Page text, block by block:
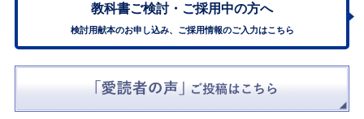
教科書ご検討・ ご採用中の方へ
検討用献本のお申し込み、ご採用情報のご入力はこちら